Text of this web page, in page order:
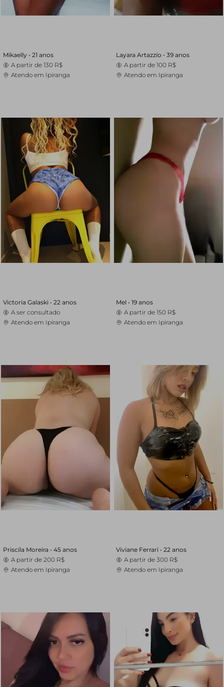
Mikaelly • 21 anos
A partir de 130 R$
Atendo em Ipiranga
Layara Artazzío • 39 anos
A partir de 100 R$
Atendo em Ipiranga
Victoria Galaski • 22 anos
A ser consultado
Atendo em Ipiranga
Mel • 19 anos
A partir de 150 R$
Atendo em Ipiranga
Priscila Moreira • 45 anos
A partir de 200 R$
Atendo em Ipiranga
Viviane Ferrari • 22 anos
A partir de 300 R$
Atendo em Ipiranga